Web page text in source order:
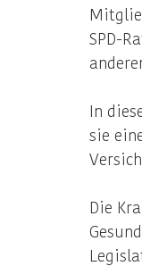
SPD-
In
sie
Die